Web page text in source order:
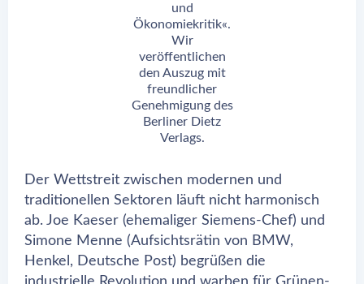
und
Ökonomiekritik«.
Wir
veröffentlichen
den Auszug mit
freundlicher
Genehmigung des
Berliner Dietz
Verlags.
Der Wettstreit zwischen modernen und
traditionellen Sektoren läuft nicht harmonisch
ab. Joe Kaeser (ehemaliger Siemens-Chef) und
Simone Menne (Aufsichtsrätin von BMW,
Henkel, Deutsche Post) begrüßen die